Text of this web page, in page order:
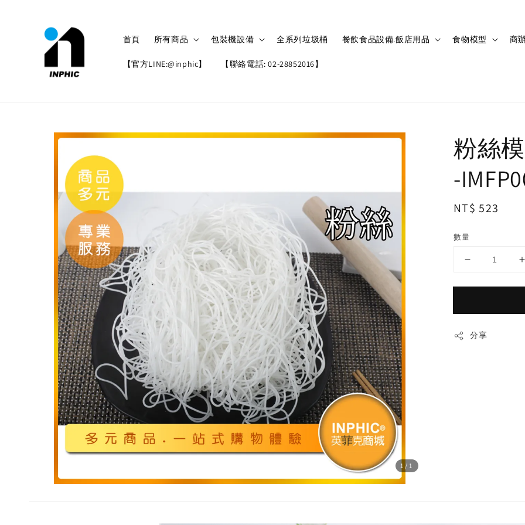
首頁 所有商品 包裝機設備 全系列垃圾桶 餐飲食品設備.飯店用品 食物模型 商
【官方LINE:@inphic】 【聯絡電話: 02-28852016】
1/1
粉絲
-
Regular
NT$ 523
數量
分享